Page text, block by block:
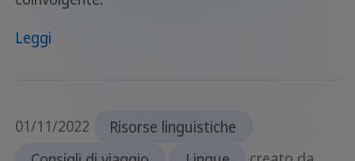
Leggi
01/11/2022
Risorse linguistiche